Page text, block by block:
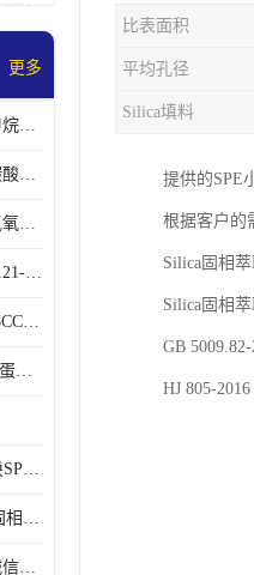
更多
ERS系列电化学抑制器 甲烷磺酸体系 实验器材
ERS系列电化学抑制器 碳酸盐体系 实验科研仪器 适配离子色谱仪产品
ERS系列电化学抑制器 氢氧根体系 检测灵敏度高 适用梯度淋洗 实验耗材
c18固相萃取柱 GB 5009.121-2016 spe柱
1CC离子色谱预处理柱2.5CC 50支/盒
亲和层析空柱 重力柱 AC蛋白纯化柱 蛋白层析柱
MCX混合型强阳离子交换SPE柱60mg/3ml
酸性氧化铝萃取柱 ALA固相萃取柱
psa填料 psa固相萃取柱 诚信经营 来电咨询
比表面积
平均孔径
Silica填料
提供的SPE
根据客户的
Silica固相
Silica固相
GB
HJ 805-